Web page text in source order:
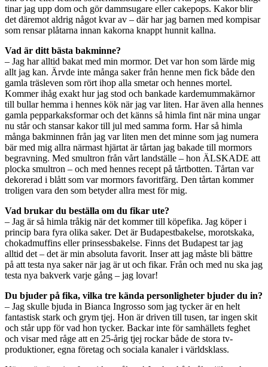
tinar jag upp dom och gör dammsugare eller cakepops. Kakor blir
det däremot aldrig något kvar av – där har jag barnen med kompisar
som rensar plåtarna innan kakorna knappt hunnit kallna.
Vad är ditt bästa bakminne?
– Jag har alltid bakat med min mormor. Det var hon som lärde mig
allt jag kan. Ärvde inte många saker från henne men fick både den
gamla träsleven som rört ihop alla smetar och hennes mortel.
Kommer ihåg exakt hur jag stod och bankade kardemummakärnor
till bullar hemma i hennes kök när jag var liten. Har även alla hennes
gamla pepparkaksformar och det känns så himla fint när mina ungar
nu står och stansar kakor till jul med samma form. Har så himla
många bakminnen från jag var liten men det minne som jag numera
bär med mig allra närmast hjärtat är tårtan jag bakade till mormors
begravning. Med smultron från vårt landställe – hon ÄLSKADE att
plocka smultron – och med hennes recept på tårtbotten. Tårtan var
dekorerad i blått som var mormors favoritfärg. Den tårtan kommer
troligen vara den som betyder allra mest för mig.
Vad brukar du beställa om du fikar ute?
– Jag är så himla tråkig när det kommer till köpefika. Jag köper i
princip bara fyra olika saker. Det är Budapestbakelse, morotskaka,
chokadmuffins eller prinsessbakelse. Finns det Budapest tar jag
alltid det – det är min absoluta favorit. Inser att jag måste bli bättre
på att testa nya saker när jag är ut och fikar. Från och med nu ska jag
testa nya bakverk varje gång – jag lovar!
Du bjuder på fika, vilka tre kända personligheter bjuder du in?
– Jag skulle bjuda in Bianca Ingrosso som jag tycker är en helt
fantastisk stark och grym tjej. Hon är driven till tusen, tar ingen skit
och står upp för vad hon tycker. Backar inte för samhällets feghet
och visar med råge att en 25-årig tjej rockar både de stora tv-
produktioner, egna företag och sociala kanaler i världsklass.